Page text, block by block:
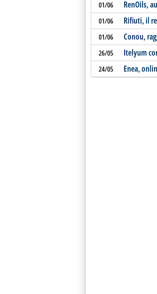
01/06 RenOils,
01/06 Rifiuti, il
01/06 Conou,
26/05 Itelyum
24/05 Enea,